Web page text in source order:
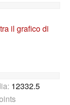
il grafico di
12332.5